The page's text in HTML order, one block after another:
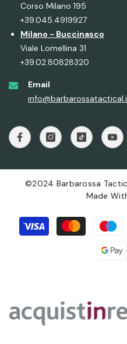
Corso Milano 195
+39.045.4919927
Milano - Buccinasco
Viale Lomellina 31
+39.02.80828320
Email
©2024 Barbarossa
Made